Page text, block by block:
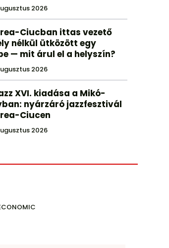
2026
Ciucban ittas vezető
nélkül ütközött egy
— mit árul el a helyszín?
2026
XVI. kiadása a Mikó-
nyárzáró jazzfesztivál
Ciucen
2026